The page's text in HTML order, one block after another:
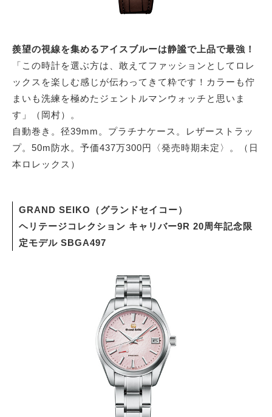
羨望の視線を集めるアイスブルーは静謐で上品で最強！
「この時計を選ぶ方は、敢えてファッションとしてロレ
ックスを楽しむ感じが伝わってきて粋です！カラーも佇
まいも洗練を極めたジェントルマンウォッチと思いま
す」（岡村）。
自動巻き。径39mm。プラチナケース。レザーストラッ
プ。50m防水。予価437万300円〈発売時期未定〉。（日
本ロレックス）
GRAND SEIKO（グランドセイコー）
ヘリテージコレクション キャリバー9R 20周年記念限
定モデル SBGA497